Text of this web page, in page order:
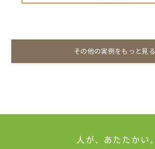
その他の実例をもっと見る